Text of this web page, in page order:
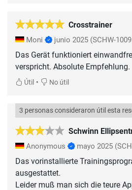
Crosstrainer
Moni junio 2025 (SCHW-
Das Gerät funktioniert
verspricht. Absolute Empfehlung.
Útil • No útil
Schwinn
3 personas consideraron útil esta
Anonymous mayo 2025
Das vorinstallierte
ausgestattet.
Leider muß man sich die teure